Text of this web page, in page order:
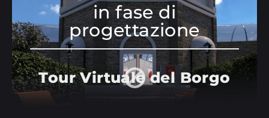
in fase di
progettazione
Tour Virtuale del Borgo